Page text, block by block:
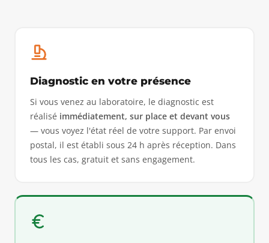
Diagnostic en votre présence
Si vous venez au laboratoire, le diagnostic est
réalisé immédiatement, sur place et devant vous
— vous voyez l'état réel de votre support. Par envoi
postal, il est établi sous 24 h après réception. Dans
tous les cas, gratuit et sans engagement.